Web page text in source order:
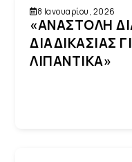
8 Ιανουαρίου, 2026
«ΑΝΑΣΤΟΛΗ
ΔΙΑΔΙΚΑΣΙΑΣ
ΛΙΠΑΝΤΙΚΑ»